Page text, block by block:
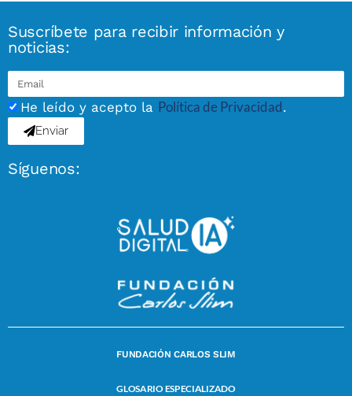
Suscríbete para recibir información y
noticias:
He leído y acepto la Política de Privacidad.
Enviar
Síguenos:
FUNDACIÓN CARLOS SLIM
GLOSARIO ESPECIALIZADO